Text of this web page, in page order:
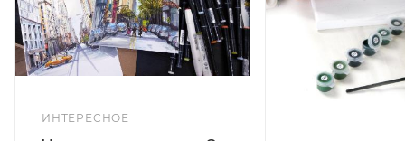
ИНТЕРЕСНОЕ